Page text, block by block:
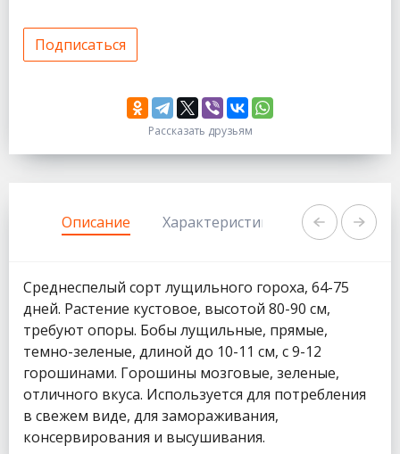
Подписаться
Рассказать друзьям
Описание Характеристики Задать
Среднеспелый сорт лущильного гороха, 64-75
дней. Растение кустовое, высотой 80-90 см,
требуют опоры. Бобы лущильные, прямые,
темно-зеленые, длиной до 10-11 см, с 9-12
горошинами. Горошины мозговые, зеленые,
отличного вкуса. Используется для потребления
в свежем виде, для замораживания,
консервирования и высушивания.